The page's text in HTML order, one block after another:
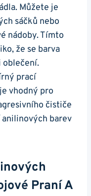
Můžete je
sáčků nebo
nádoby. Tímto
že se barva
oblečení.
prací
vhodný pro
čističe
barev
Praní A